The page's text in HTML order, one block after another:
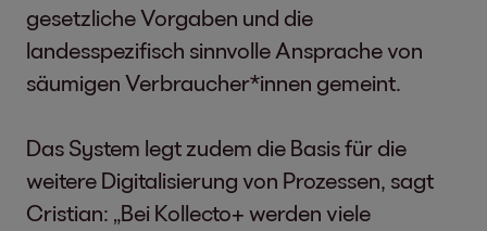
gesetzliche Vorgaben und die
landesspezifisch sinnvolle Ansprache von
säumigen Verbraucher*innen gemeint.
Das System legt zudem die Basis für die
weitere Digitalisierung von Prozessen, sagt
Cristian: „Bei Kollecto+ werden viele